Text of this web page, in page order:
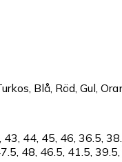
, Blå, Röd, Gul,
, 43, 44, 45, 46, 36.5,
, 48, 46.5, 41.5, 39.5,